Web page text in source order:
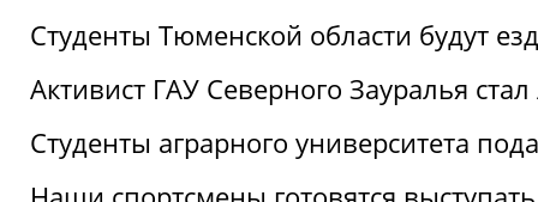
Студенты Тюменской области будут
Активист ГАУ Северного Зауралья
Студенты аграрного университета